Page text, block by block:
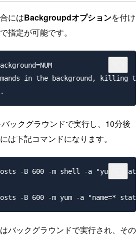
にはBackgroupdオプションを付け
で指定が可能です。
in the background, killing
ックグラウンドで実行し、10分後
は下記コマンドになります。
-B 600 -m shell -a "yum
はバックグラウンドで実行され、その